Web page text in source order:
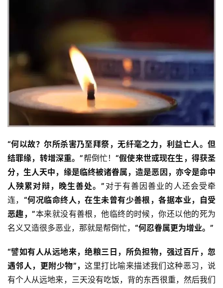
寺
巡
礼
视
频
纪
录
佛
教
艺
政
策
“何以故？尔所杀害乃至拜祭，无纤毫之力，利益亡人。但
结罪缘，转增深重。”帮倒忙！“假使来世或现在生，得获圣
分，生人天中，缘是临终被诸眷属，造是恶因，亦令是命中
人殃累对辩，晚生善处。” 对于有善因善业的人还会受牵
连， “何况临命终人，在生未曾有少善根，各据本业，自受
恶趣，”本来就没有善根，他临终的时候，你还以他的死为
名义又造很多恶业，那就是帮倒忙， “何忍眷属更为增业。”
“譬如有人从远地来，绝粮三日，所负担物，强过百斤，忽
遇邻人，更附少物”，这里打比喻来描述我们这种恶习，说
有个人从远地来，三天没有吃饭，背的东西很重，然后我们